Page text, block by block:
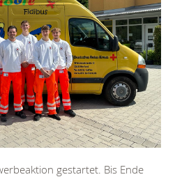
gestartet. Bis Ende